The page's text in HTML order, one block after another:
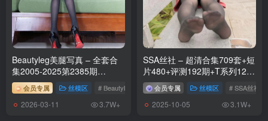
Beautyleg美腿写真 – 全套合
集2005-2025第2385期
[539.5G-2026.3]
会员专属 丝模区 # Beautyleg
2026-03-11 3.7W+
SSA丝社 – 超清合集709套+短
片480+评测192期+T系列120
期(4K视频)[1982G-2025.10]
会员专属 丝模区 # SSA丝社
2025-10-05 3.1W+